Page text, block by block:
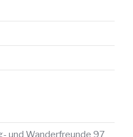
und Wanderfreunde 97